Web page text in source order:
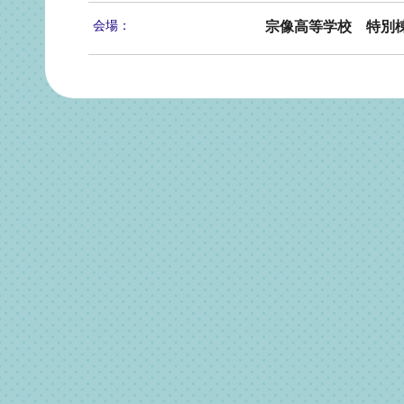
会場： 宗像高等学校 特別